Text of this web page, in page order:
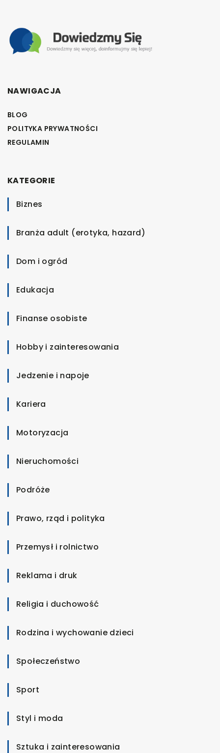
NAWIGACJA
BLOG
POLITYKA PRYWATNOŚCI
REGULAMIN
KATEGORIE
Biznes
Branża adult (erotyka, hazard)
Dom i ogród
Edukacja
Finanse osobiste
Hobby i zainteresowania
Jedzenie i napoje
Kariera
Motoryzacja
Nieruchomości
Podróże
Prawo, rząd i polityka
Przemysł i rolnictwo
Reklama i druk
Religia i duchowość
Rodzina i wychowanie dzieci
Społeczeństwo
Sport
Styl i moda
Sztuka i zainteresowania